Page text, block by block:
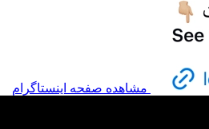
مشاهده صفحه اینستاگرام